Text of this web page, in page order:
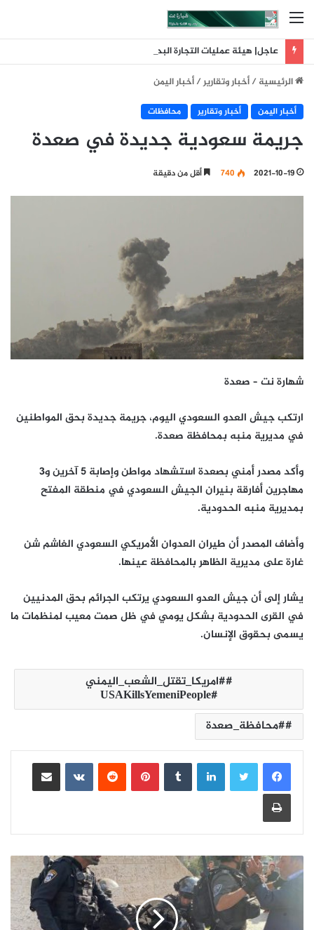
القائمة
الرئيسية/أخبار وتقارير/أخبار اليمن
أخبار اليمن أخبار وتقارير محافظات
جريمة سعودية جديدة في صعدة
2021-10-19
740 أقل من دقيقة
شهارة نت – صعدة
ارتكب جيش العدو السعودي اليوم، جريمة جديدة بحق المواطنين
في مديرية منبه بمحافظة صعدة.
وأكد مصدر أمني بصعدة استشهاد مواطن وإصابة 5 آخرين و3
مهاجرين أفارقة بنيران الجيش السعودي في منطقة المفتح
بمديرية منبه الحدودية.
وأضاف المصدر أن طيران العدوان الأمريكي السعودي الغاشم شن
غارة على مديرية الظاهر بالمحافظة عينها.
يشار إلى أن جيش العدو السعودي يرتكب الجرائم بحق المدنيين
في القرى الحدودية بشكل يومي في ظل صمت معيب لمنظمات ما
يسمى بحقوق الإنسان.
#امريكا_تقتل_الشعب_اليمني
#USAKillsYemeniPeople
#محافظة_صعدة
لينكدإن بينتيريست
مشاركة عبر البريد
طباعة